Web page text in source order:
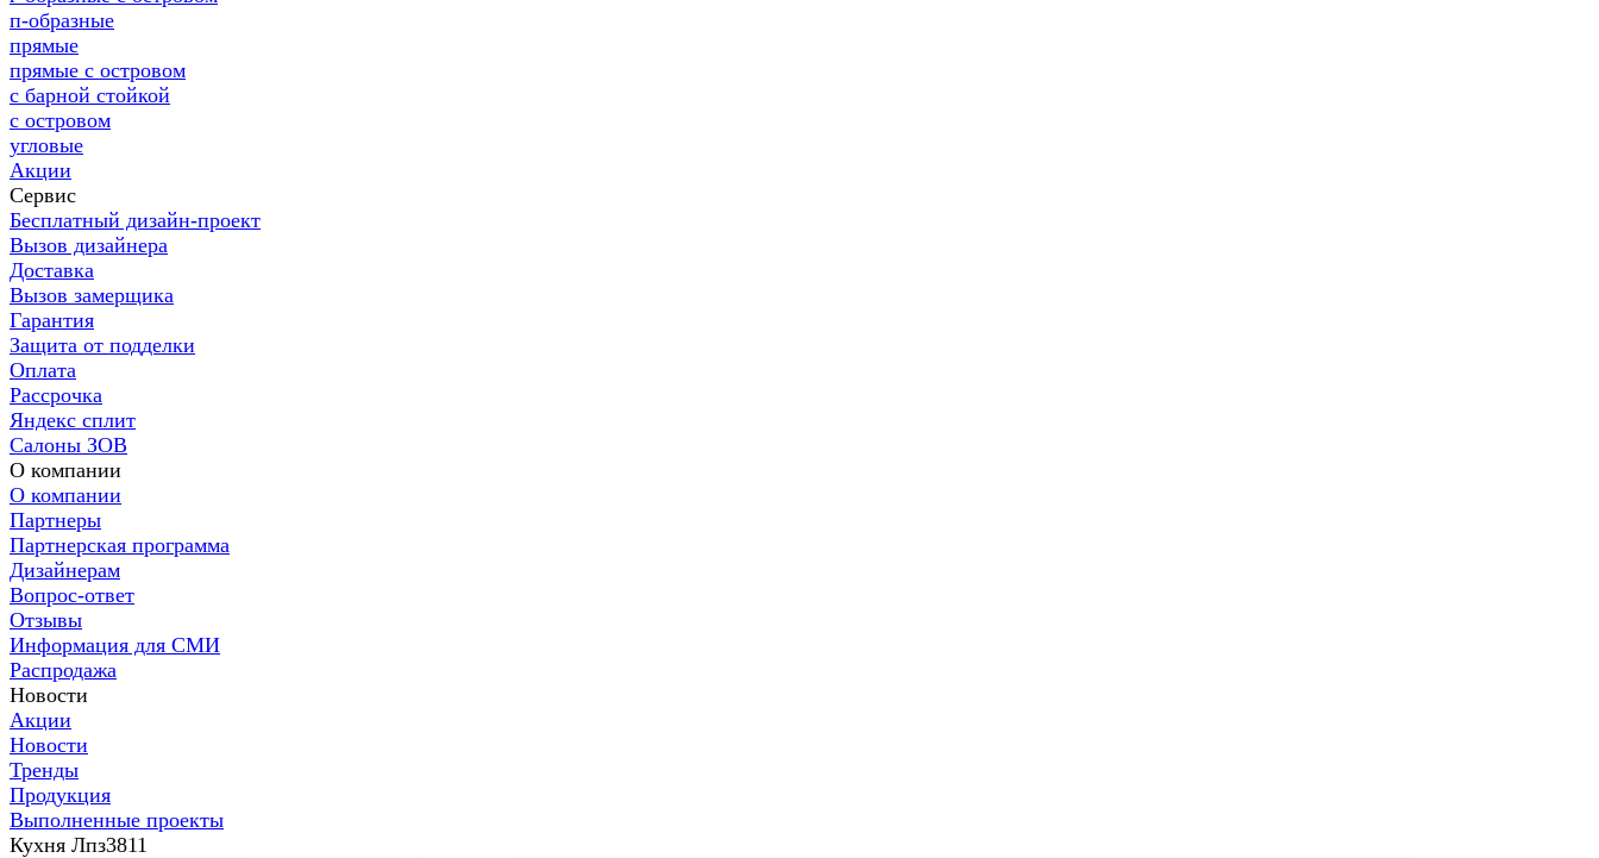
п-образные
прямые
прямые с островом
с барной стойкой
с островом
угловые
Акции
Сервис
Бесплатный дизайн-проект
Вызов дизайнера
Доставка
Вызов замерщика
Гарантия
Защита от подделки
Оплата
Рассрочка
Яндекс сплит
Салоны ЗОВ
О компании
О компании
Партнеры
Партнерская программа
Дизайнерам
Вопрос-ответ
Отзывы
Информация для СМИ
Распродажа
Новости
Акции
Новости
Тренды
Продукция
Выполненные проекты
Кухня Лпз3811